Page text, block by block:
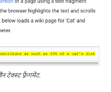
टेक्स्ट फ़्रैगमेंट.